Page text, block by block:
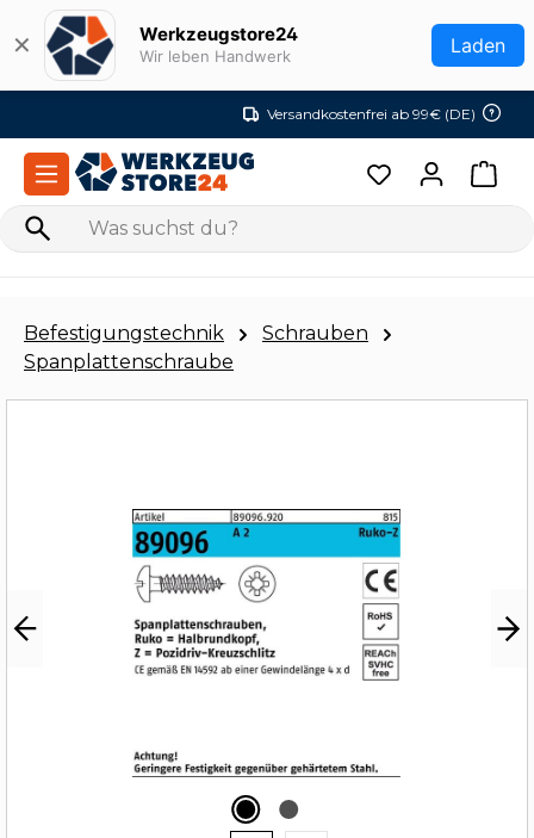
Zum Hauptinhalt springen
✕ Werkzeugstore24
Wir leben Handwerk Laden
Versandkostenfrei ab 99€ (DE)
Befestigungstechnik
Schrauben
Spanplattenschraube